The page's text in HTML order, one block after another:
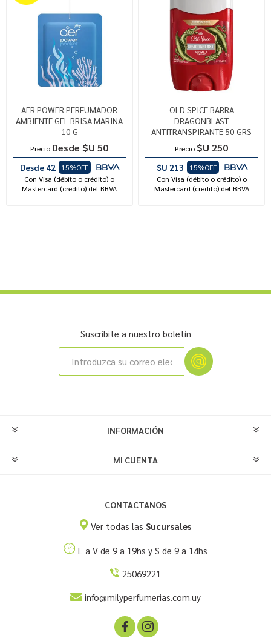
AER POWER PERFUMADOR
AMBIENTE GEL BRISA MARINA
10 G
Precio Desde $U 50
Desde 42
15%OFF
Con Visa (débito o crédito) o
Mastercard (credito) del BBVA
OLD SPICE BARRA
DRAGONBLAST
ANTITRANSPIRANTE 50 GRS
Precio $U 250
$U 213
15%OFF
Con Visa (débito o crédito) o
Mastercard (credito) del BBVA
Suscribite a nuestro boletín
INFORMACIÓN
MI CUENTA
CONTACTANOS
Ver todas las Sucursales
L a V de 9 a 19hs y S de 9 a 14hs
25069221
info@milyperfumerias.com.uy